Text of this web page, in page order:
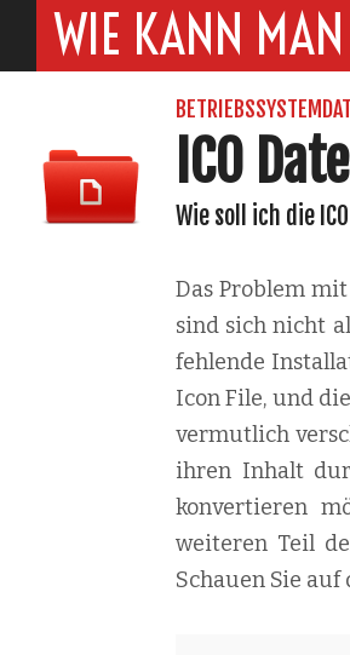
WIE KANN
ICO
Wie soll ich die
Das Problem
sind sich nicht
fehlende
Icon File, und
vermutlich
ihren Inhalt
konvertieren
weiteren Teil
Schauen Sie auf